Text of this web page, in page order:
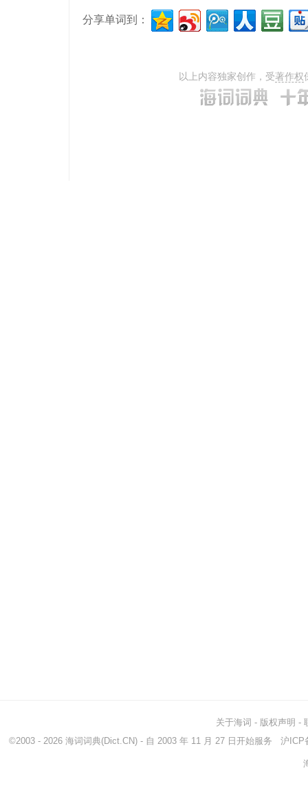
分享单词到：
以上内容独家创作，受著作权
关于海词 - 版权声明 -
©2003 - 2026 海词词典(Dict.CN) - 自 2003 年 11 月 27 日开始服务 沪ICP